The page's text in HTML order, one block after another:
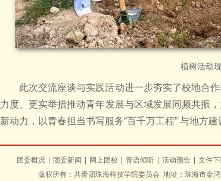
植树活动
此次交流座谈与实践活动进一步夯实了校地合
力度、更实举措推动青年发展与区域发展同频共振
新动力，以青春担当书写服务“百千万工程” 与地方建
团委概况 团委新闻 网上团校 青语倾听 活动预告 文件
版权所有：共青团珠海科技学院委员会 地址：珠海市金